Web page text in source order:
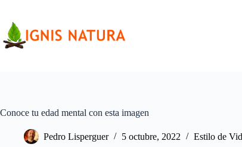
contenido
Conoce tu edad mental con esta imagen
Pedro Lisperguer 5 octubre, 2022 Estilo de